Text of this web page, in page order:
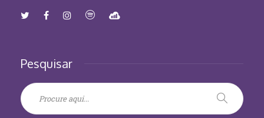
Pesquisar